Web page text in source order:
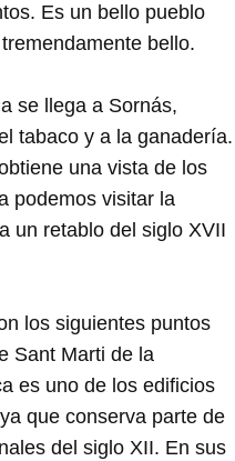
Es un bello pueblo
bello.
se llega a Sornás,
tabaco y a la ganadería.
una vista de los
podemos visitar la
un retablo del siglo XVII
los siguientes puntos
Sant Marti de la
es uno de los edificios
que conserva parte de
del siglo XII. En sus